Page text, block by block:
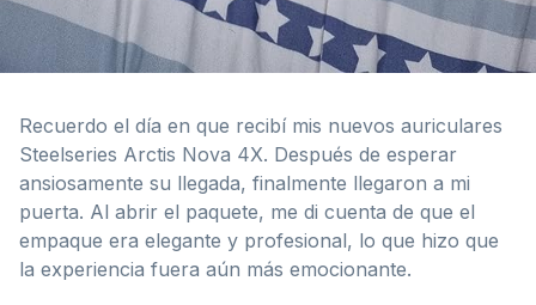
Recuerdo el día en que recibí mis nuevos auriculares
Steelseries Arctis Nova 4X. Después de esperar
ansiosamente su llegada, finalmente llegaron a mi
puerta. Al abrir el paquete, me di cuenta de que el
empaque era elegante y profesional, lo que hizo que
la experiencia fuera aún más emocionante.